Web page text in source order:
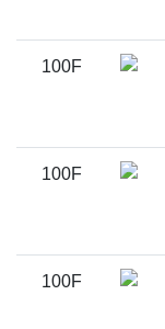
100F
100F
100F